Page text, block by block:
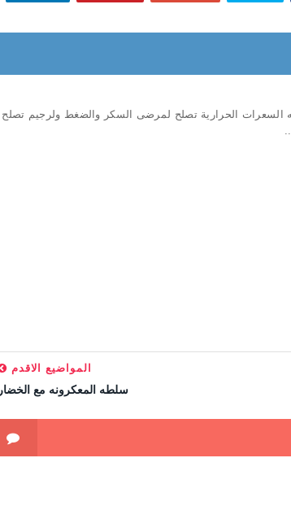
السعرات الحرارية تصلح لمرضى السكر والضغط ولرجيم تصلح
المواضيع الاقدم
سلطه المعكرونه مع الخضار